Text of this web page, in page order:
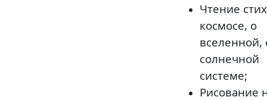
Чтение
космосе, о
вселенной,
солнечной
системе;
Рисование